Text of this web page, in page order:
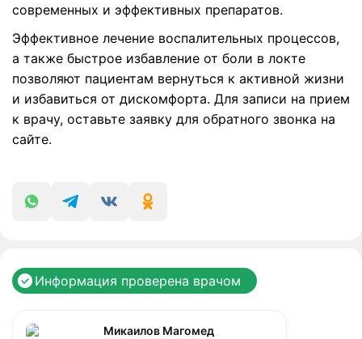
современных и эффективных препаратов.
Эффективное лечение воспалительных процессов,
а также быстрое избавление от боли в локте
позволяют пациентам вернуться к активной жизни
и избавиться от дискомфорта. Для записи на прием
к врачу, оставьте заявку для обратного звонка на
сайте.
Информация проверена врачом
Микаилов Магомед